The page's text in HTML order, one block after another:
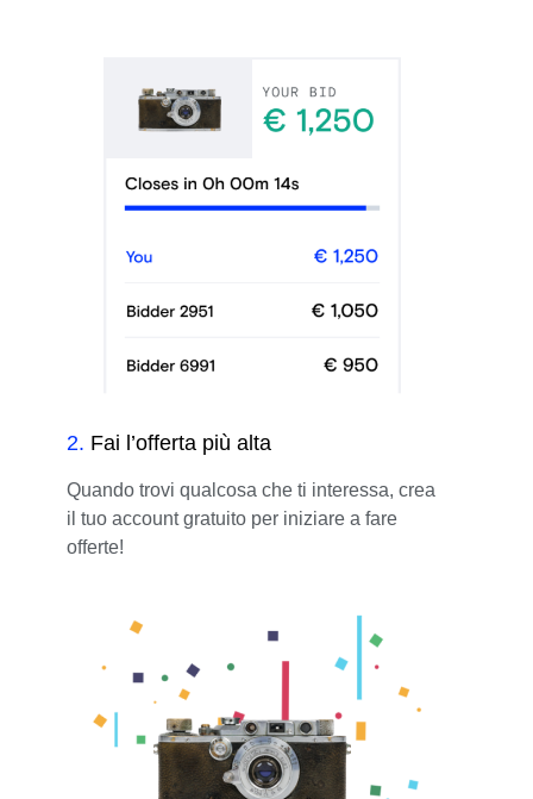
2. Fai l’offerta più alta
Quando trovi qualcosa che ti interessa, crea
il tuo account gratuito per iniziare a fare
offerte!